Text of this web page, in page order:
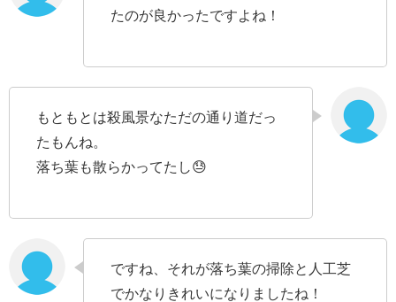
たのが良かったですよね！
もともとは殺風景なただの通り道だっ
たもんね。
落ち葉も散らかってたし😓
ですね、それが落ち葉の掃除と人工芝
でかなりきれいになりましたね！